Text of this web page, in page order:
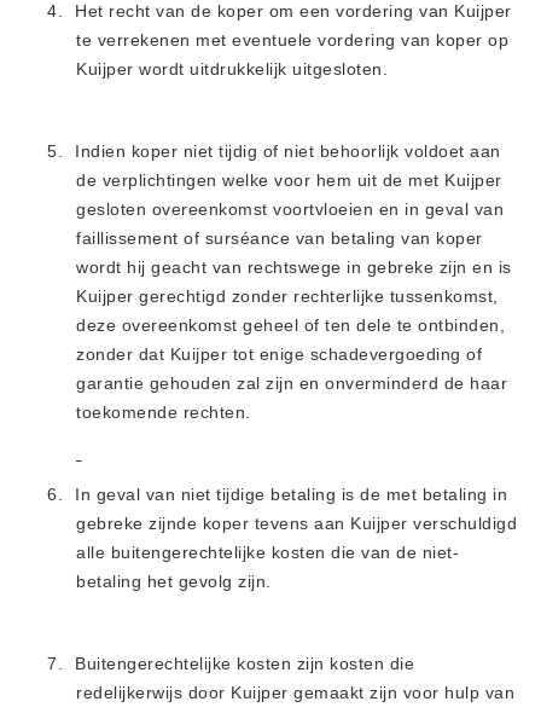
4.
Het recht van de koper om een vordering van Kuijper
te verrekenen met eventuele vordering van koper op
Kuijper wordt uitdrukkelijk uitgesloten.
5.
Indien koper niet tijdig of niet behoorlijk voldoet aan
de verplichtingen welke voor hem uit de met Kuijper
gesloten overeenkomst voortvloeien en in geval van
faillissement of surséance van betaling van koper
wordt hij geacht van rechtswege in gebreke zijn en is
Kuijper gerechtigd zonder rechterlijke tussenkomst,
deze overeenkomst geheel of ten dele te ontbinden,
zonder dat Kuijper tot enige schadevergoeding of
garantie gehouden zal zijn en onverminderd de haar
toekomende rechten.
6.
In geval van niet tijdige betaling is de met betaling in
gebreke zijnde koper tevens aan Kuijper verschuldigd
alle buitengerechtelijke kosten die van de niet-
betaling het gevolg zijn.
7.
Buitengerechtelijke kosten zijn kosten die
redelijkerwijs door Kuijper gemaakt zijn voor hulp van